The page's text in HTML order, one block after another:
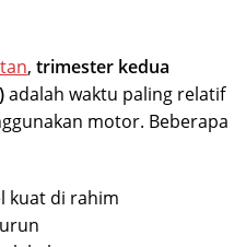
, trimester kedua
adalah waktu paling relatif
motor. Beberapa
kuat di rahim